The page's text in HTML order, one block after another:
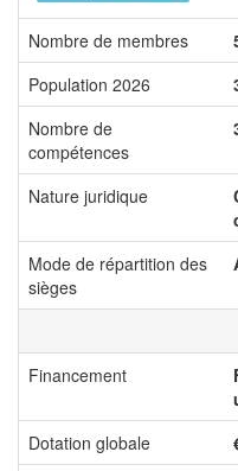
Nombre de membres
Population 2026
Nombre de
compétences
Nature juridique
Mode de répartition des
sièges
Financement
Dotation globale